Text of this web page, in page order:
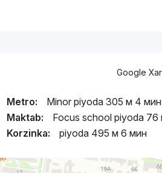
Google
Metro:
Minor piyoda 305 м 4 мин
Maktab:
Focus school piyoda 76
Korzinka:
piyoda 495 м 6 мин